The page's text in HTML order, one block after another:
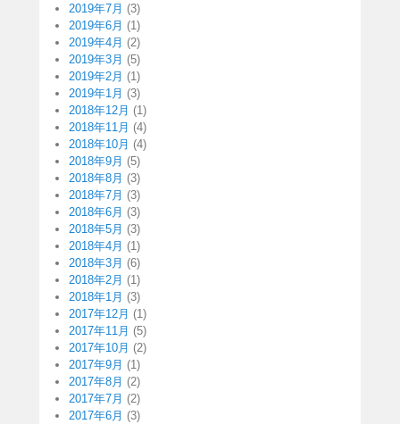
2019年7月 (3)
2019年6月 (1)
2019年4月 (2)
2019年3月 (5)
2019年2月 (1)
2019年1月 (3)
2018年12月 (1)
2018年11月 (4)
2018年10月 (4)
2018年9月 (5)
2018年8月 (3)
2018年7月 (3)
2018年6月 (3)
2018年5月 (3)
2018年4月 (1)
2018年3月 (6)
2018年2月 (1)
2018年1月 (3)
2017年12月 (1)
2017年11月 (5)
2017年10月 (2)
2017年9月 (1)
2017年8月 (2)
2017年7月 (2)
2017年6月 (3)